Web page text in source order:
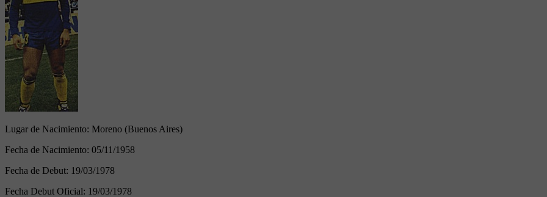
Lugar de Nacimiento: Moreno (Buenos Aires)
Fecha de Nacimiento: 05/11/1958
Fecha de Debut: 19/03/1978
Fecha Debut Oficial: 19/03/1978